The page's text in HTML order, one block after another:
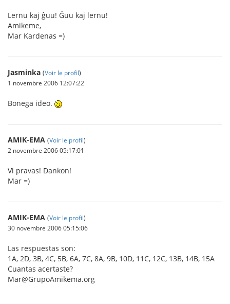
Lernu kaj ĝuu! Ĝuu kaj lernu!
Amikeme,
Mar Kardenas =)
Jasminka (Voir le profil)
1 novembre 2006 12:07:22
Bonega ideo.
AMIK-EMA (Voir le profil)
2 novembre 2006 05:17:01
Vi pravas! Dankon!
Mar =)
AMIK-EMA (Voir le profil)
30 novembre 2006 05:15:06
Las respuestas son:
1A, 2D, 3B, 4C, 5B, 6A, 7C, 8A, 9B, 10D, 11C, 12C, 13B, 14B, 15A
Cuantas acertaste?
Mar@GrupoAmikema.org